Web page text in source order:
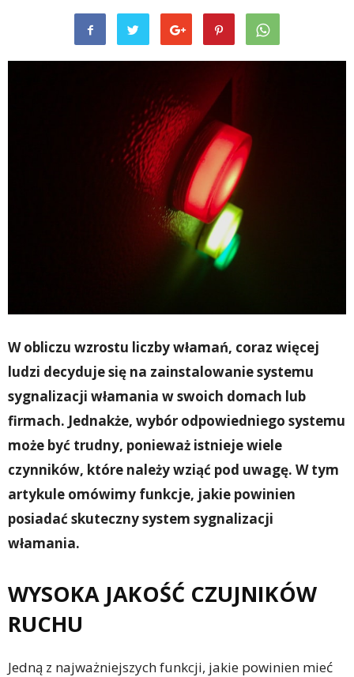
W obliczu wzrostu liczby włamań, coraz więcej
ludzi decyduje się na zainstalowanie systemu
sygnalizacji włamania w swoich domach lub
firmach. Jednakże, wybór odpowiedniego systemu
może być trudny, ponieważ istnieje wiele
czynników, które należy wziąć pod uwagę. W tym
artykule omówimy funkcje, jakie powinien
posiadać skuteczny system sygnalizacji
włamania.
WYSOKA JAKOŚĆ CZUJNIKÓW
RUCHU
Jedną z najważniejszych funkcji, jakie powinien mieć